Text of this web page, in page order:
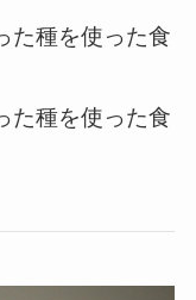
た種を使った食
た種を使った食